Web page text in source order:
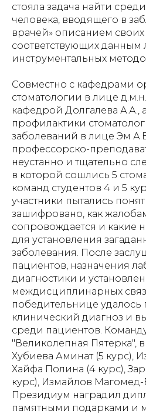
стояла задача найти
человека, вводящего в
врачей» описанием
соответствующих данным
инструментальных
Совместно с кафедрами
стоматологии в лице
кафедрой Долгалева А.А.,
профилактики
заболеваний в лице Эм
профессорско-
неустанно и тщательно
в которой сошлись 5
команд студентов 4 и 5
участники пытались
зашифровано, как
сопровождается и какие
для установления
заболевания. После
пациентов, назначения
диагностики и
междисциплинарных
победительнице удалось
клинический диагноз и
среди пациентов.
"Великолепная Пятерка",
Хубиева Аминат (5 курс),
Хайфа Полина (4 курс),
курс), Измайлов Магомед-
Президиум наградил
памятными подарками и